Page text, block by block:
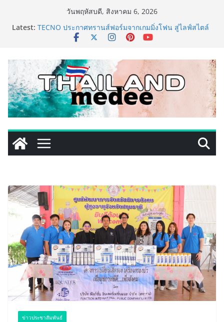
วันพฤหัสบดี, สิงหาคม 6, 2026
Latest: TECNO ประกาศทรานส์ฟอร์มจากเกมมิ่งโฟน สู่ไลฟ์สไตล์
แฟชั่นไอเท็ม เสิร์ฟใหญ่ปักหมุดแลนมาร์คใหม่กลางสถานี
ครั้งแรกของอุตสาหกรรมสีไทย นิปปอนเพนต์ผนึก 6 พันธ
มิตรโมเดิร์นเทรดชั้นนำ นำร่องเปิดตัว “NIPPON PAINT
WORRY FREE” โปรแกรมดูแลคุณภาพฟิล์มสีหลังการขาย
ยกระดับความมั่นใจลูกค้าด้วยผลิตภัณฑ์คุณภาพและ
บริการหลังการขายที่ครบวงจร
เริ่มแล้ว! อ.ต.ก.แฟร์ 4 ภาค @ภาคกลาง “มนต์เสน่ห์เกษตร
ไทย สู่ใจกลางมหานคร” ชวนชิม ช้อป สินค้าเกษตร
คุณภาพจากทั่วไทย วันนี้ – 8 สิงหาคมนี้ ณ ลานคนเมือง
ททท. ประกาศความสำเร็จ Village to the World Season
5 ผนึก 9 พันธมิตร ขับเคลื่อน ESG Tourism สืบสานพระ
ราชปณิธาน สร้างคุณค่าการท่องเที่ยวไทยอย่างยั่งยืน
ออกเฉียงใต้ เสริมแกร่งยุทธศาสตร์ระดับโลก
ข่าวประชาสัมพันธ์